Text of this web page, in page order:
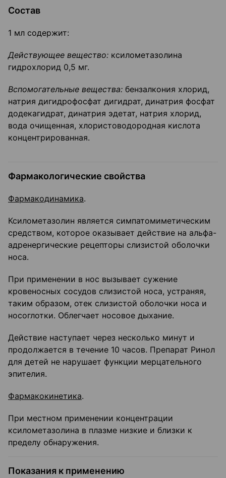
Состав
1 мл содержит:
Действующее вещество: ксилометазолина
гидрохлорид 0,5 мг.
Вспомогательные вещества: бензалкония хлорид,
натрия дигидрофосфат дигидрат, динатрия фосфат
додекагидрат, динатрия эдетат, натрия хлорид,
вода очищенная, хлористоводородная кислота
концентрированная.
Фармакологические свойства
Фармакодинамика.
Ксилометазолин является симпатомиметическим
средством, которое оказывает действие на альфа-
адренергические рецепторы слизистой оболочки
носа.
При применении в нос вызывает сужение
кровеносных сосудов слизистой носа, устраняя,
таким образом, отек слизистой оболочки носа и
носоглотки. Облегчает носовое дыхание.
Действие наступает через несколько минут и
продолжается в течение 10 часов. Препарат Ринол
для детей не нарушает функции мерцательного
эпителия.
Фармакокинетика.
При местном применении концентрации
ксилометазолина в плазме низкие и близки к
пределу обнаружения.
Показания к применению